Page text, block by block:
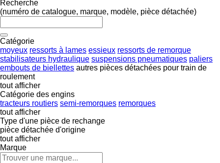
Recherche
(numéro de catalogue, marque, modèle, pièce détachée)
Catégorie
moyeux ressorts à lames essieux ressorts de remorque
stabilisateurs hydraulique suspensions pneumatiques paliers
embouts de biellettes autres pièces détachées pour train de
roulement
tout afficher
Catégorie des engins
tracteurs routiers semi-remorques remorques
tout afficher
Type d'une pièce de rechange
pièce détachée d'origine
tout afficher
Marque